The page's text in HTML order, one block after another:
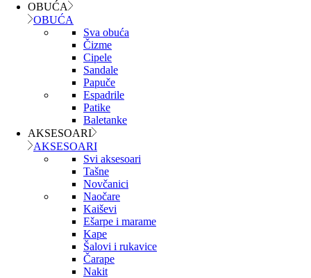
OBUĆA
OBUĆA
Sva obuća
Čizme
Cipele
Sandale
Papuče
Espadrile
Patike
Baletanke
AKSESOARI
AKSESOARI
Svi aksesoari
Tašne
Novčanici
Naočare
Kaiševi
Ešarpe i marame
Kape
Šalovi i rukavice
Čarape
Nakit